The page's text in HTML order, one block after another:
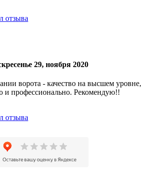
отзыва
29, ноября 2020
ворота - качество на высшем уровне,
и профессионально. Рекомендую!!
отзыва